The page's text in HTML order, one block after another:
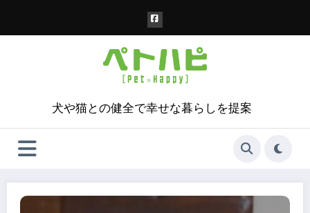
犬や猫との健全で幸せな暮らしを提案